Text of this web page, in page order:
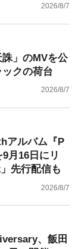
2026/8/7
」のMVを公
クの荷台
2026/8/7
アルバム『P
月16日にリ
先行配信も
2026/8/7
、飯田